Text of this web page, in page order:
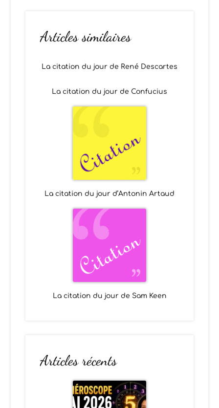
Articles similaires
La citation du jour de René Descartes
La citation du jour de Confucius
La citation du jour d’Antonin Artaud
La citation du jour de Sam Keen
Articles récents